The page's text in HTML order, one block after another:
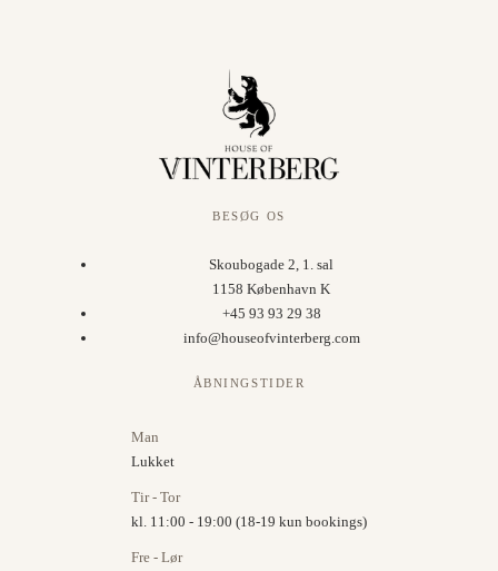
BESØG OS
Skoubogade 2, 1. sal
1158 København K
+45 93 93 29 38
info@houseofvinterberg.com
ÅBNINGSTIDER
Man
Lukket
Tir - Tor
kl. 11:00 - 19:00 (18-19 kun bookings)
Fre - Lør